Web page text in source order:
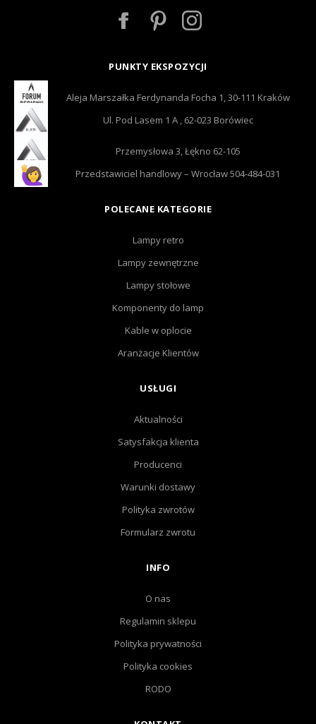
PUNKTY EKSPOZYCJI
Aleja Marszałka Ferdynanda Focha 1, 30-111 Kraków
Ul. Pod Lasem 1 A , 62-023 Borówiec
Przemysłowa 3, Łękno 62-105
Przedstawiciel handlowy – Wrocław 504-484-031
POLECANE KATEGORIE
Lampy retro
Lampy zewnętrzne
Lampy stołowe
Komponenty do lamp
Kable w oplocie
Aranżacje Klientów
USŁUGI
Aktualności
Satysfakcja klienta
Producenci
Warunki dostawy
Polityka zwrotów
Formularz zwrotu
INFO
O nas
Regulamin sklepu
Polityka prywatności
Polityka cookies
RODO